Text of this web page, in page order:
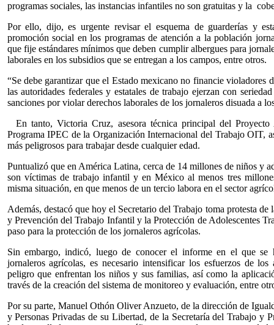
programas sociales, las instancias infantiles no son gratuitas y la
Por ello, dijo, es urgente revisar el esquema de guarderías y
promoción social en los programas de atención a la población
que fije estándares mínimos que deben cumplir albergues para
laborales en los subsidios que se entregan a los campos, entre otros.
“Se debe garantizar que el Estado mexicano no financie violadores
las autoridades federales y estatales de trabajo ejerzan con
sanciones por violar derechos laborales de los jornaleros disuada a
En tanto, Victoria Cruz, asesora técnica principal del
Programa IPEC de la Organización Internacional del Trabajo OIT,
más peligrosos para trabajar desde cualquier edad.
Puntualizó que en América Latina, cerca de 14 millones de niños y
son víctimas de trabajo infantil y en México al menos tres
misma situación, en que menos de un tercio labora en el sector
Además, destacó que hoy el Secretario del Trabajo toma protesta
y Prevención del Trabajo Infantil y la Protección de Adolescentes
paso para la protección de los jornaleros agrícolas.
Sin embargo, indicó, luego de conocer el informe en el que se
jornaleros agrícolas, es necesario intensificar los esfuerzos de
peligro que enfrentan los niños y sus familias, así como la
través de la creación del sistema de monitoreo y evaluación, entre
Por su parte, Manuel Othón Oliver Anzueto, de la dirección de
y Personas Privadas de su Libertad, de la Secretaría del Trabajo y